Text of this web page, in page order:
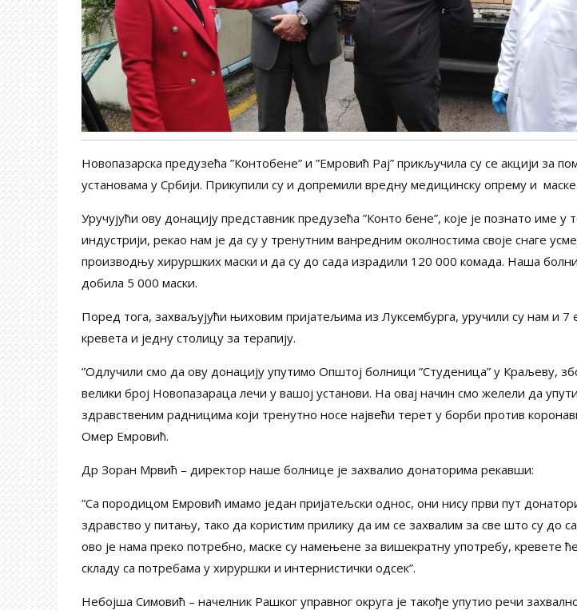
Новопазарска предузећа ”Контобене” и ”Емровић Рај” прикључила су се акцији за
установама у Србији. Прикупили су и допремили вредну медицинску опрему и маске.
Уручујући ову донацију представник предузећа ”Конто бене”, које је познато име у
индустрији, рекао нам је да су у тренутним ванредним околностима своје снаге
производњу хируршких маски и да су до сада израдили 120 000 комада. Наша
добила 5 000 маски.
Поред тога, захваљујући њиховим пријатељима из Луксембурга, уручили су нам и 7
кревета и једну столицу за терапију.
”Одлучили смо да ову донацију упутимо Општој болници ”Студеница” у Краљеву,
велики број Новопазараца лечи у вашој установи. На овај начин смо желели да
здравственим радницима који тренутно носе највећи терет у борби против
Омер Емровић.
Др Зоран Мрвић – директор наше болнице је захвалио донаторима рекавши:
”Са породицом Емровић имамо један пријатељски однос, они нису први пут
здравство у питању, тако да користим прилику да им се захвалим за све што су до
ово је нама преко потребно, маске су намењене за вишекратну употребу, кревете
складу са потребама у хируршки и интернистички одсек”.
Небојша Симовић – начелник Рашког управног округа је такође упутио речи